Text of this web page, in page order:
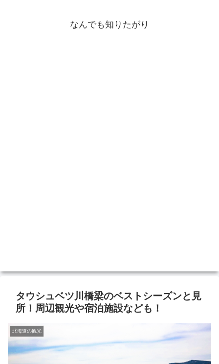
なんでも知りたがり
タウシュベツ川橋梁のベストシーズンと見
所！周辺観光や宿泊施設なども！
北海道の観光